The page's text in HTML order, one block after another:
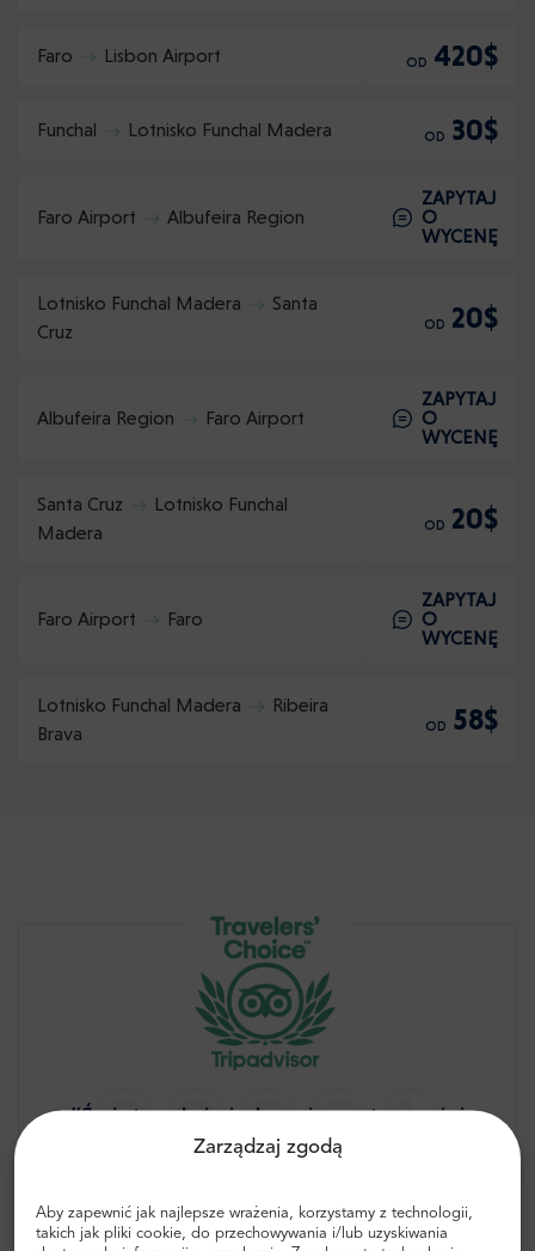
Zarządzaj zgodą
Aby zapewnić jak najlepsze wrażenia, korzystamy z technologii,
takich jak pliki cookie, do przechowywania i/lub uzyskiwania
Faro Lisbon Airport OD 420$
Funchal Lotnisko Funchal Madera OD 30$
Faro Airport Albufeira Region
ZAPYTAJ
O
WYCENĘ
Lotnisko Funchal Madera
Santa
Cruz
OD 20$
Albufeira Region Faro Airport
ZAPYTAJ
O
WYCENĘ
Santa Cruz
Lotnisko Funchal
Madera
OD 20$
Faro Airport Faro
ZAPYTAJ
O
WYCENĘ
Lotnisko Funchal Madera
Ribeira
Brava
OD 58$
“Świetne doświadczenia warte swojej
ceny!”
Najlepsze z najlepszych